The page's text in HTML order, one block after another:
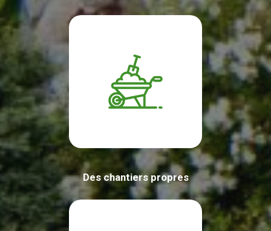
Des chantiers propres